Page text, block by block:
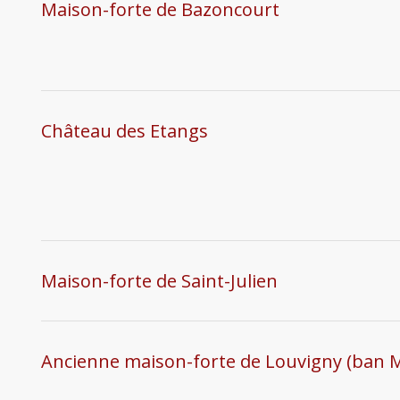
Maison-forte de Bazoncourt
Château des Etangs
Maison-forte de Saint-Julien
Ancienne maison-forte de Louvigny (ban